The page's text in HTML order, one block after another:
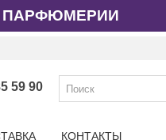
ПАРФЮМЕРИИ
59 90
КОНТАКТЫ